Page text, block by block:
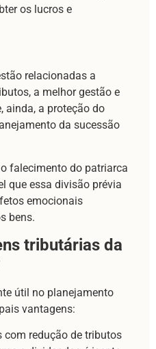
os lucros e
relacionadas a
a melhor gestão e
ainda, a proteção do
da sucessão
falecimento do patriarca
que essa divisão prévia
emocionais
bens.
tributárias da
útil no planejamento
vantagens:
com redução de tributos